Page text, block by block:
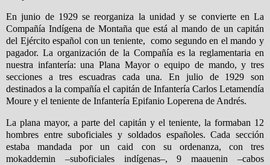
En junio de 1929 se reorganiza la unidad y se convierte en La
Compañía Indígena de Montaña que está al mando de un capitán
del Ejército español con un teniente, como segundo en el mando y
pagador. La organización de la Compañía es la reglamentaria en
nuestra infantería: una Plana Mayor o equipo de mando, y tres
secciones a tres escuadras cada una. En julio de 1929 son
destinados a la compañía el capitán de Infantería Carlos Letamendía
Moure y el teniente de Infantería Epifanio Loperena de Andrés.
La plana mayor, a parte del capitán y el teniente, la formaban 12
hombres entre suboficiales y soldados españoles. Cada sección
estaba mandada por un caid con su ordenanza, con tres
mokaddemin –suboficiales indígenas–, 9 maauenin –cabos